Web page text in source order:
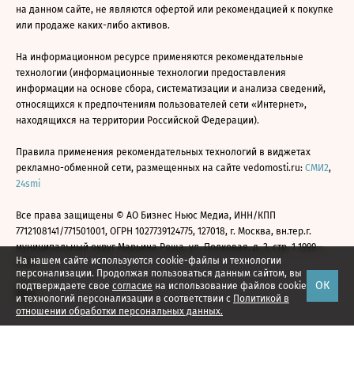
На нашем сайте используются cookie-файлы и технологии
персонализации. Продолжая пользоваться данным сайтом, вы
подтверждаете свое согласие на использование файлов cookie
и технологий персонализации в соответствии с Политикой в
отношении обработки персональных данных.
ОК
на данном сайте, не являются офертой или рекомендацией к покупке
или продаже каких-либо активов.
На информационном ресурсе применяются рекомендательные
технологии (информационные технологии предоставления
информации на основе сбора, систематизации и анализа сведений,
относящихся к предпочтениям пользователей сети «Интернет»,
находящихся на территории Российской Федерации).
Правила применения рекомендательных технологий в виджетах
рекламно-обменной сети, размещенных на сайте vedomosti.ru: СМИ2,
24smi
Все права защищены © АО Бизнес Ньюс Медиа, ИНН/КПП
7712108141/771501001, ОГРН 1027739124775, 127018, г. Москва, вн.тер.г.
муниципальный округ Марьина Роща, ул. Полковая, д. 3, стр. 1 1999—
2026